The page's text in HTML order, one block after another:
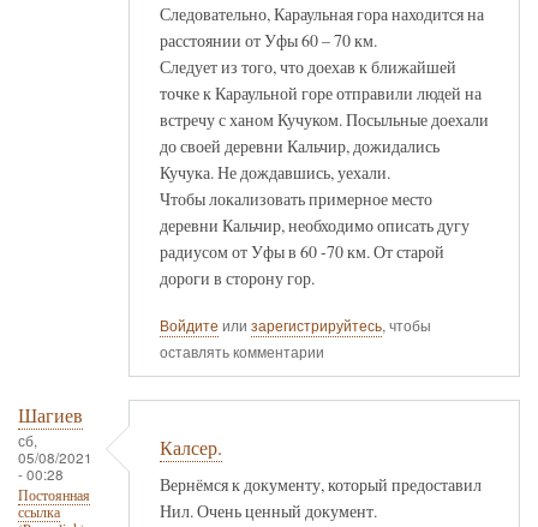
Следовательно, Караульная гора находится на
расстоянии от Уфы 60 – 70 км.
Следует из того, что доехав к ближайшей
точке к Караульной горе отправили людей на
встречу с ханом Кучуком. Посыльные доехали
до своей деревни Кальчир, дожидались
Кучука. Не дождавшись, уехали.
Чтобы локализовать примерное место
деревни Кальчир, необходимо описать дугу
радиусом от Уфы в 60 -70 км. От старой
дороги в сторону гор.
Войдите или зарегистрируйтесь, чтобы
оставлять комментарии
Шагиев
сб,
05/08/2021
- 00:28
Постоянная
ссылка
Калсер.
Вернёмся к документу, который предоставил
Нил. Очень ценный документ.